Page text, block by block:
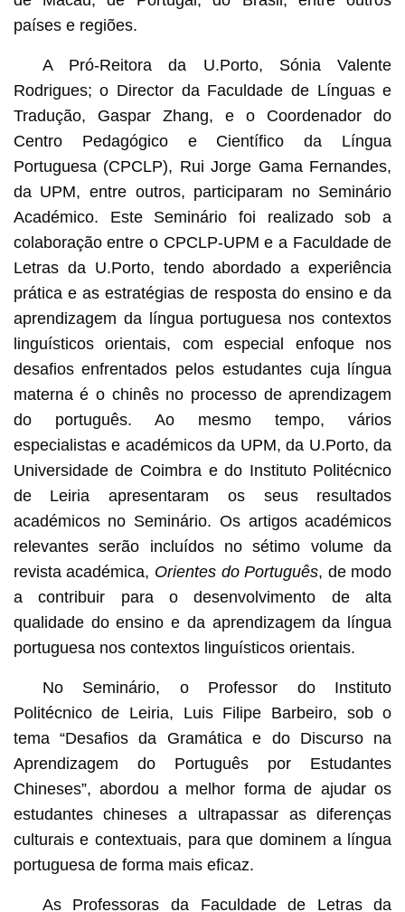
países e regiões.
A Pró-Reitora da U.Porto, Sónia Valente
Rodrigues; o Director da Faculdade de Línguas e
Tradução, Gaspar Zhang, e o Coordenador do
Centro Pedagógico e Científico da Língua
Portuguesa (CPCLP), Rui Jorge Gama Fernandes,
da UPM, entre outros, participaram no Seminário
Académico. Este Seminário foi realizado sob a
colaboração entre o CPCLP-UPM e a Faculdade de
Letras da U.Porto, tendo abordado a experiência
prática e as estratégias de resposta do ensino e da
aprendizagem da língua portuguesa nos contextos
linguísticos orientais, com especial enfoque nos
desafios enfrentados pelos estudantes cuja língua
materna é o chinês no processo de aprendizagem
do português. Ao mesmo tempo, vários
especialistas e académicos da UPM, da U.Porto, da
Universidade de Coimbra e do Instituto Politécnico
de Leiria apresentaram os seus resultados
académicos no Seminário. Os artigos académicos
relevantes serão incluídos no sétimo volume da
revista académica, Orientes do Português, de modo
a contribuir para o desenvolvimento de alta
qualidade do ensino e da aprendizagem da língua
portuguesa nos contextos linguísticos orientais.
No Seminário, o Professor do Instituto
Politécnico de Leiria, Luis Filipe Barbeiro, sob o
tema “Desafios da Gramática e do Discurso na
Aprendizagem do Português por Estudantes
Chineses”, abordou a melhor forma de ajudar os
estudantes chineses a ultrapassar as diferenças
culturais e contextuais, para que dominem a língua
portuguesa de forma mais eficaz.
As Professoras da Faculdade de Letras da